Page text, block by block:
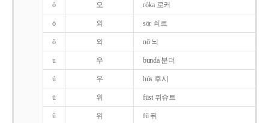
ó 오 róka 로커
ö 외 sör 쇠르
ő 외 nő 뇌
u 우 bunda 분더
ú 우 hús 후시
ü 위 füst 퓌슈트
ű 위 fű 퓌